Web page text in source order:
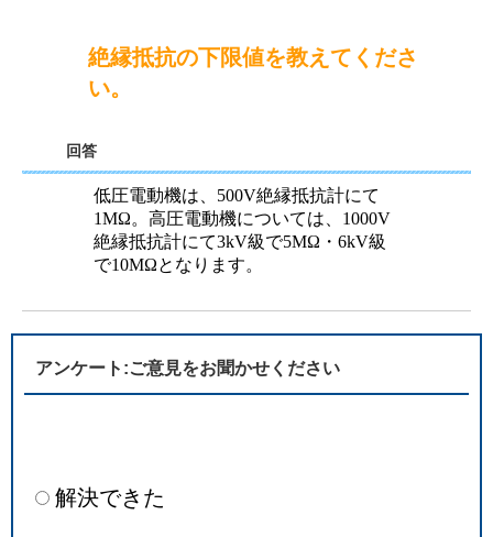
絶縁抵抗の下限値を教えてくださ
い。
回答
低圧電動機は、500V絶縁抵抗計にて
1MΩ。高圧電動機については、1000V
絶縁抵抗計にて3kV級で5MΩ・6kV級
で10MΩとなります。
アンケート:ご意見をお聞かせください
解決できた